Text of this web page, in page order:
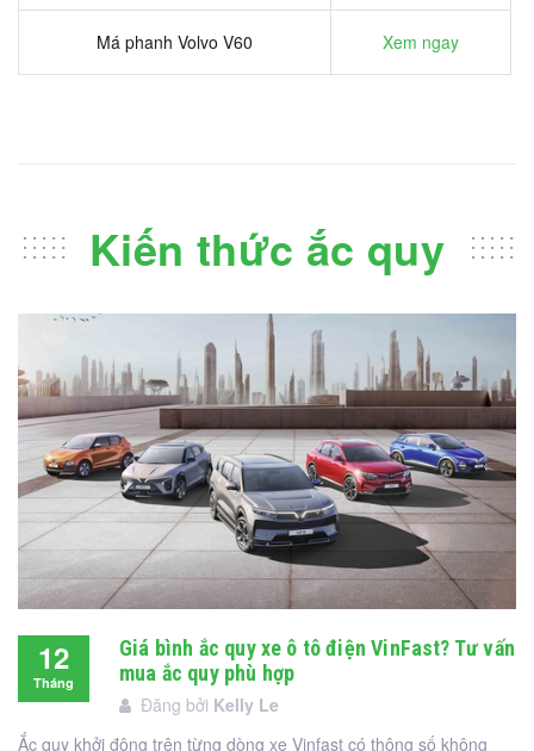
Má phanh Volvo V60 Xem ngay
Kiến thức ắc quy
12
Tháng
Giá bình ắc quy xe ô tô điện VinFast? Tư vấn
mua ắc quy phù hợp
Đăng bởi Kelly Le
Ắc quy khởi động trên từng dòng xe Vinfast có thông số không